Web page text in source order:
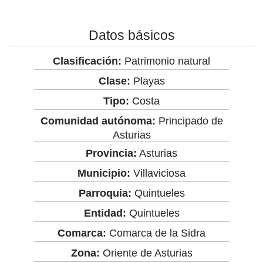
Datos básicos
Clasificación: Patrimonio natural
Clase: Playas
Tipo: Costa
Comunidad autónoma: Principado de
Asturias
Provincia: Asturias
Municipio: Villaviciosa
Parroquia: Quintueles
Entidad: Quintueles
Comarca: Comarca de la Sidra
Zona: Oriente de Asturias